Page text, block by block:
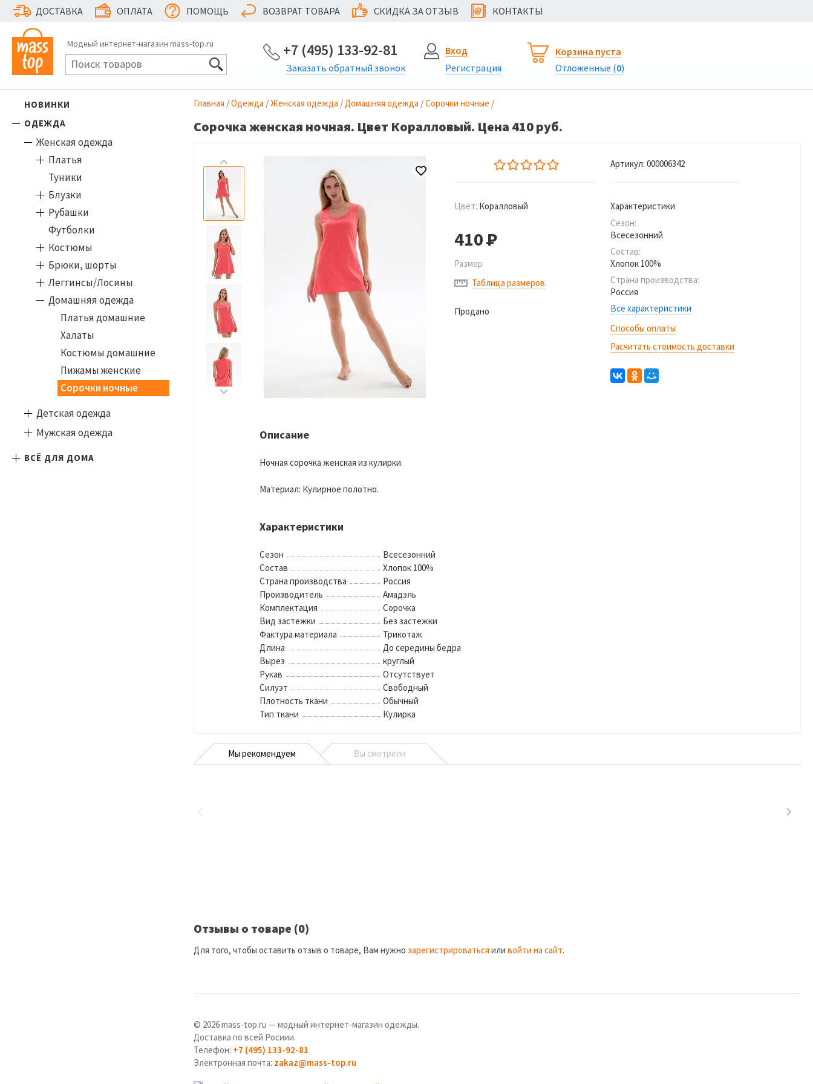
ДОСТАВКА ОПЛАТА ПОМОЩЬ ВОЗВРАТ ТОВАРА СКИДКА ЗА ОТЗЫВ @ КОНТАКТЫ
Модный интернет-магазин mass-top.ru +7 (495) 133-92-81
Заказать обратный звонок
Вход
Регистрация
Корзина пуста
Отложенные (0)
НОВИНКИ
ОДЕЖДА
Женская одежда
Платья
Туники
Блузки
Рубашки
Футболки
Костюмы
Брюки, шорты
Леггинсы/Лосины
Домашняя одежда
Платья домашние
Халаты
Костюмы домашние
Пижамы женские
Сорочки ночные
Детская одежда
Мужская одежда
ВСЁ ДЛЯ ДОМА
Главная /Одежда /Женская одежда /Домашняя одежда /Сорочки ночные /
Сорочка женская ночная. Цвет Коралловый. Цена 410 руб.
Цвет: Коралловый
410Р
Размер
Таблица размеров
Продано
Артикул: 000006342
Характеристики
Сезон:
Всесезонний
Состав:
Хлопок 100%
Страна производства:
Россия
Все характеристики
Способы оплаты
Расчитать стоимость доставки
Описание
Ночная сорочка женская из кулирки.
Материал: Кулирное полотно.
Характеристики
Сезон
Всесезонний
Состав
Хлопок 100%
Страна производства
Россия
Производитель
Амадэль
Комплектация
Сорочка
Вид застежки
Без застежки
Фактура материала
Трикотаж
Длина
До середины бедра
Вырез
круглый
Рукав
Отсутствует
Силуэт
Свободный
Плотность ткани
Обычный
Тип ткани
Кулирка
Мы рекомендуем Вы смотрели
Отзывы о товаре (0)
Для того, чтобы оставить отзыв о товаре, Вам нужно зарегистрироваться или войти на сайт.
© 2026 mass-top.ru — модный интернет-магазин одежды.
Доставка по всей Росиии.
Телефон: +7 (495) 133-92-81
Электронная почта: zakaz@mass-top.ru